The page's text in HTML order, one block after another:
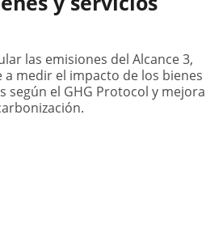
las emisiones del Alcance 3,
a medir el impacto de los bienes
según el GHG Protocol y mejora